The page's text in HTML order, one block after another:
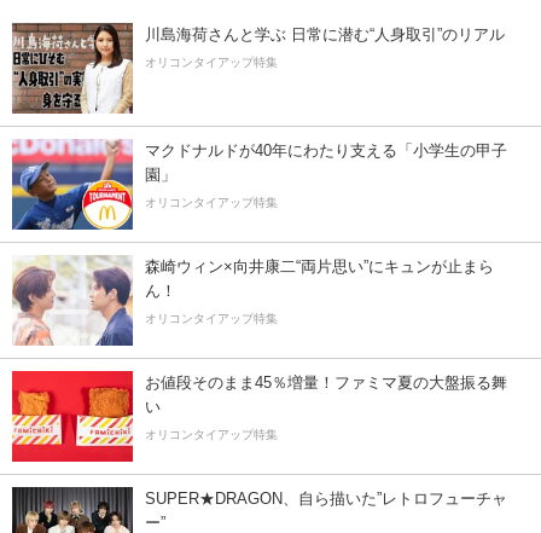
川島海荷さんと学ぶ 日常に潜む“人身取引”のリアル
オリコンタイアップ特集
マクドナルドが40年にわたり支える「小学生の甲子
園」
オリコンタイアップ特集
森崎ウィン×向井康二“両片思い”にキュンが止まら
ん！
オリコンタイアップ特集
お値段そのまま45％増量！ファミマ夏の大盤振る舞
い
オリコンタイアップ特集
SUPER★DRAGON、自ら描いた”レトロフューチャ
ー”